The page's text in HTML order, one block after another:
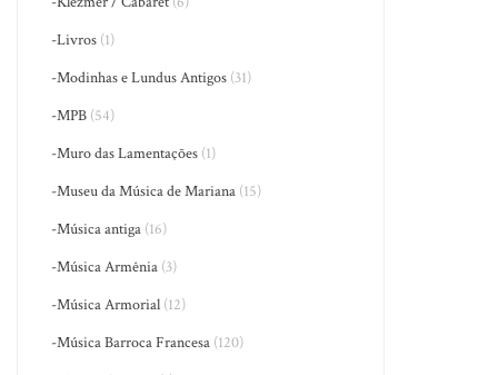
-Livros (1)
-Modinhas e Lundus Antigos (31)
-MPB (54)
-Muro das Lamentações (1)
-Museu da Música de Mariana (15)
-Música antiga (16)
-Música Armênia (3)
-Música Armorial (12)
-Música Barroca Francesa (120)